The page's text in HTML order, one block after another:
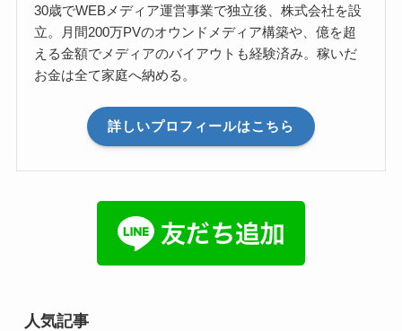
30歳でWEBメディア運営事業で独立後、株式会社を設
立。月間200万PVのオウンドメディア構築や、億を超
える金額でメディアのバイアウトも経験済み。稼いだ
お金は全て家庭へ納める。
詳しいプロフィールはこちら
人気記事